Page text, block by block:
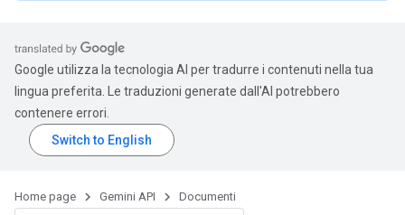
Google utilizza la tecnologia AI per tradurre i contenuti nella tua
lingua preferita. Le traduzioni generate dall'AI potrebbero
contenere errori.
Home page Gemini API Documenti